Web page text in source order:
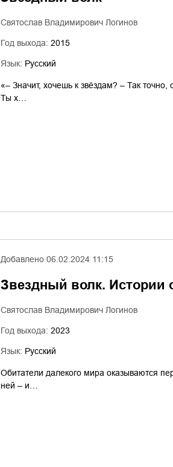
Святослав Владимирович Логинов
Год выхода: 2015
Язык: Русский
«– Значит, хочешь к звёздам? – Так
Ты х…
Добавлено 06.02.2024 11:15
Звездный волк. Истории
Святослав Владимирович Логинов
Год выхода: 2023
Язык: Русский
Обитатели далекого мира оказываются
ней – и…